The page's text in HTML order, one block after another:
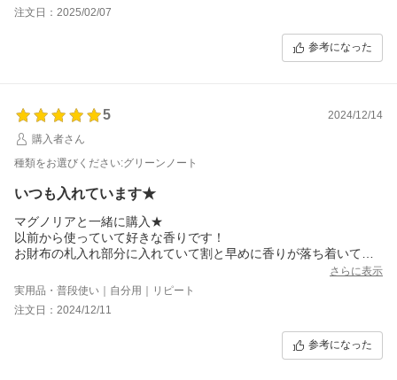
注文日：2025/02/07
参考になった
5
2024/12/14
購入者さん
種類をお選びください:グリーンノート
いつも入れています★
マグノリアと一緒に購入★
以前から使っていて好きな香りです！
お財布の札入れ部分に入れていて割と早めに香りが落ち着いてし
まいますが、お札を出す時にふんわり香るのでなんだか嬉しくな
ります★
ずっと入れっぱなしにしているせいか最近はお財布自体に香りが
付いている気がします！
グリーンノートは主人や息子にもあげたりしてます！
さらに表示
実用品・普段使い｜自分用｜リピート
注文日：2024/12/11
参考になった